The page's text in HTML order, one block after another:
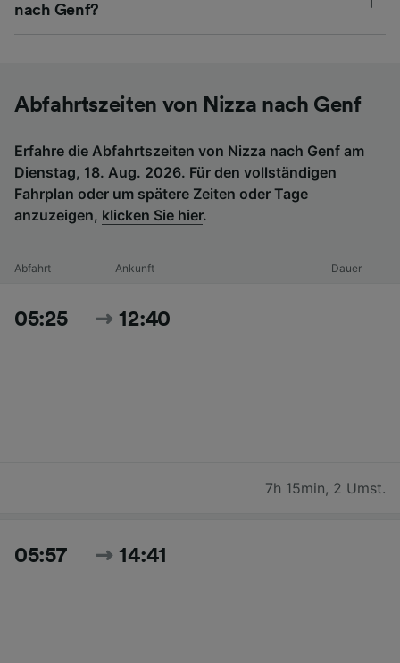
nach Genf?
Abfahrtszeiten von Nizza nach Genf
Erfahre die Abfahrtszeiten von Nizza nach Genf am
Dienstag, 18. Aug. 2026. Für den vollständigen
Fahrplan oder um spätere Zeiten oder Tage
anzuzeigen, klicken Sie hier.
Abfahrt Ankunft Dauer
05:25 12:40
7h 15min, 2 Umst.
05:57 14:41